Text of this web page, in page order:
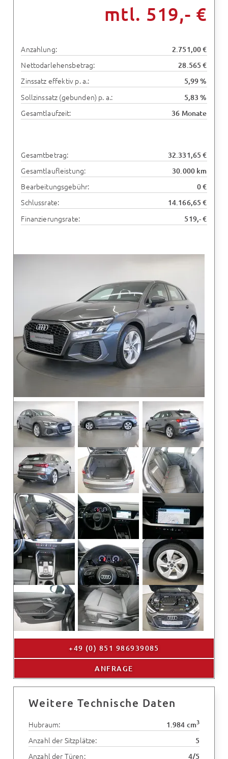
mtl. 519,- €
Anzahlung: 2.751,00 €
Nettodarlehensbetrag: 28.565 €
Zinssatz effektiv p. a.: 5,99 %
Sollzinssatz (gebunden) p. a.: 5,83 %
Gesamtlaufzeit: 36 Monate
Gesamtbetrag: 32.331,65 €
Gesamtlaufleistung: 30.000 km
Bearbeitungsgebühr: 0 €
Schlussrate: 14.166,65 €
Finanzierungsrate: 519,- €
+49 (0) 851 986939085
ANFRAGE
Weitere Technische Daten
Hubraum: 1.984 cm3
Anzahl der Sitzplätze: 5
Anzahl der Türen: 4/5